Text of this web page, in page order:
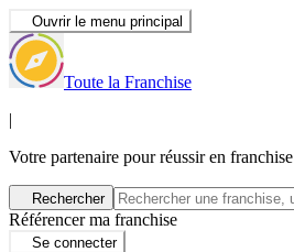
Ouvrir le menu principal
Toute la Franchise
|
Votre partenaire pour réussir en franchise
Rechercher
Référencer ma franchise
Se connecter